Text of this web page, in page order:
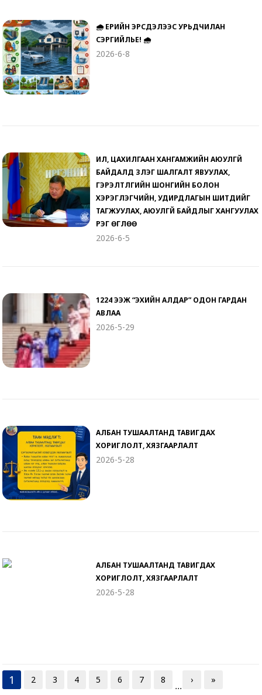
🌧️ ҮЕРИЙН ЭРСДЭЛЭЭС УРЬДЧИЛАН
СЭРГИЙЛЬЕ! 🌧️
2026-6-8
ИЛ, ЦАХИЛГААН ХАНГАМЖИЙН АЮУЛГҮЙ
БАЙДАЛД ҮЗЛЭГ ШАЛГАЛТ ЯВУУЛАХ,
ГЭРЭЛТҮҮЛГИЙН ШОНГИЙН БОЛОН
ХЭРЭГЛЭГЧИЙН, УДИРДЛАГЫН ШИТҮҮДИЙГ
ТАГЖУУЛАХ, АЮУЛГҮЙ БАЙДЛЫГ ХАНГУУЛАХ
ҮҮРЭГ ӨГЛӨӨ
2026-6-5
1224 ЭЭЖ “ЭХИЙН АЛДАР” ОДОН ГАРДАН
АВЛАА
2026-5-29
АЛБАН ТУШААЛТАНД ТАВИГДАХ
ХОРИГЛОЛТ, ХЯЗГААРЛАЛТ
2026-5-28
АЛБАН ТУШААЛТАНД ТАВИГДАХ
ХОРИГЛОЛТ, ХЯЗГААРЛАЛТ
2026-5-28
1 2 3 4 5 6 7 8
...
› »